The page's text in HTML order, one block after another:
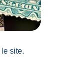
site.